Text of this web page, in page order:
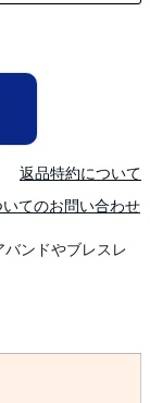
返品特約について
てのお問い合わせ
ンドやブレスレ